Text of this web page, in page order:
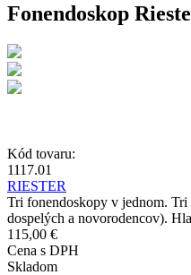
Fonendoskop
Kód tovaru:
1117.01
RIESTER
Tri fonendoskopy v jednom. Tri
dospelých a novorodencov).
115,00 €
Cena s DPH
Skladom